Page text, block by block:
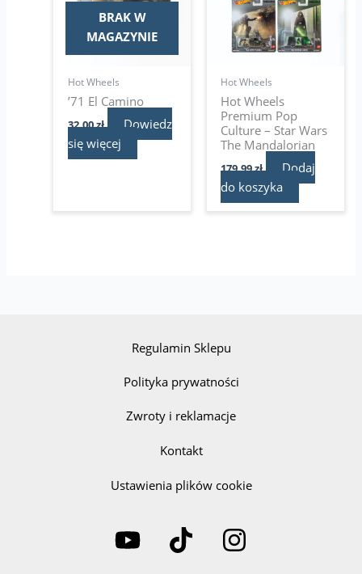
BRAK W
MAGAZYNIE
Hot Wheels
’71 El Camino
32,00zł
Dowiedz
się więcej
Hot Wheels
Hot Wheels
Premium Pop
Culture – Star Wars
The Mandalorian
179,99zł
Dodaj
do koszyka
Regulamin Sklepu
Polityka prywatności
Zwroty i reklamacje
Kontakt
Ustawienia plików cookie